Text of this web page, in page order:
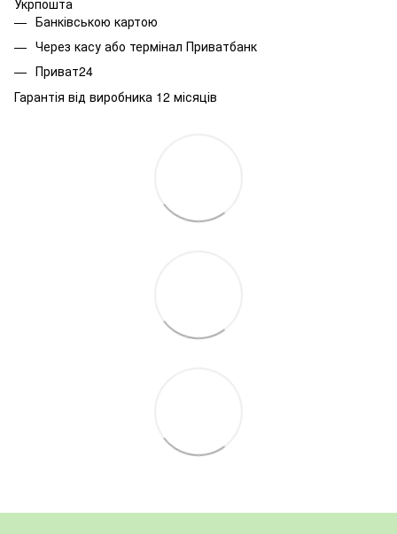
Банківською картою
Через касу або термінал Приватбанк
Приват24
Гарантія від виробника 12 місяців